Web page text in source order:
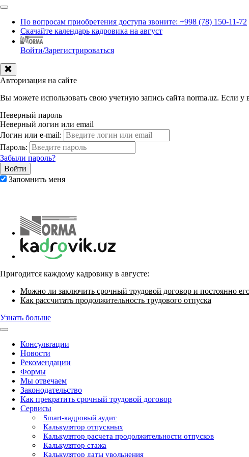
По вопросам приобретения доступа звоните: +998 (78) 150-11-72
Скачайте календарь кадровика на август
Войти/Зарегистрироваться
Авторизация на сайте
Вы можете использовать свою учетную запись сайта norma.uz. Если у
Неверный пароль
Неверный логин или email
Логин или e-mail:
Пароль:
Забыли пароль?
Запомнить меня
Пригодится каждому кадровику в августе:
Можно ли заключить срочный трудовой договор и постоянно
Как рассчитать продолжительность трудового отпуска
Узнать больше
Консультации
Новости
Рекомендации
Формы
Мы отвечаем
Законодательство
Как прекратить срочный трудовой договор
Сервисы
Smart-кадровый аудит
Калькулятор отпускных
Калькулятор расчета продолжительности отпусков
Калькулятор стажа
Калькулятор даты увольнения